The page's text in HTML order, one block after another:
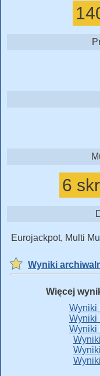
6
Eurojackpot, Multi
Wyniki
Więcej
Wyniki
Wyniki
Wyniki